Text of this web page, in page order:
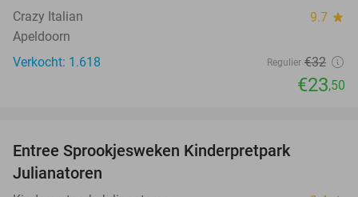
Crazy Italian 9.7 star
Apeldoorn
Verkocht: 1.618
Regulier €32
€23,50
Entree Sprookjesweken Kinderpretpark
Julianatoren